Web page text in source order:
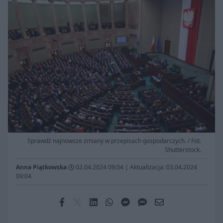
Sprawdź najnowsze zmiany w przepisach gospodarczych. / Fot.
Shutterstock.
Anna Piątkowska 02.04.2024 09:04 | Aktualizacja: 03.04.2024
09:04